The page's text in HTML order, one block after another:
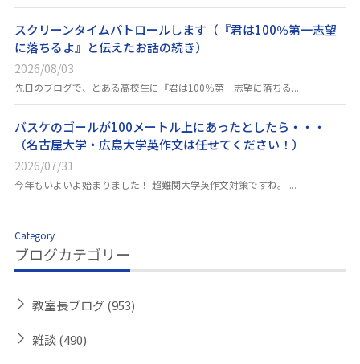
スクリーンタイムパトロールします（『君は100％第一志望
に落ちるよ』と伝えたお話の続き）
2026/08/03
先日のブログで、とある高校生に『君は100％第一志望に落ちる...
バスケのゴールが100メートル上にあったとしたら・・・
（名古屋大学・広島大学英作文は任せてください！）
2026/07/31
今年もいよいよ始まりました！ 超難関大学英作文対策ですね。 ...
Category
ブログカテゴリー
教室長ブログ(953)
雑談(490)